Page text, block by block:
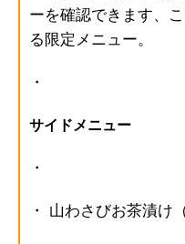
ーを確認できます、
る限定メニュー。
・
サイドメニュー
・
・ 山わさびお茶